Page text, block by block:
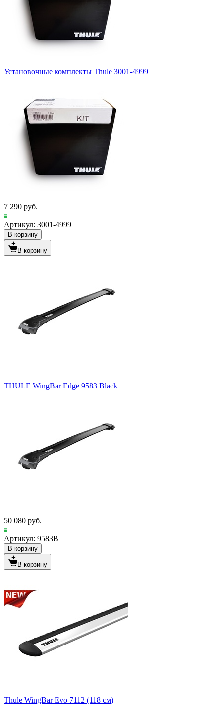
Установочные комплекты Thule 3001-4999
7 290 руб.
Артикул: 3001-4999
В корзину
В корзину
THULE WingBar Edge 9583 Black
50 080 руб.
Артикул: 9583B
В корзину
В корзину
Thule WingBar Evo 7112 (118 см)